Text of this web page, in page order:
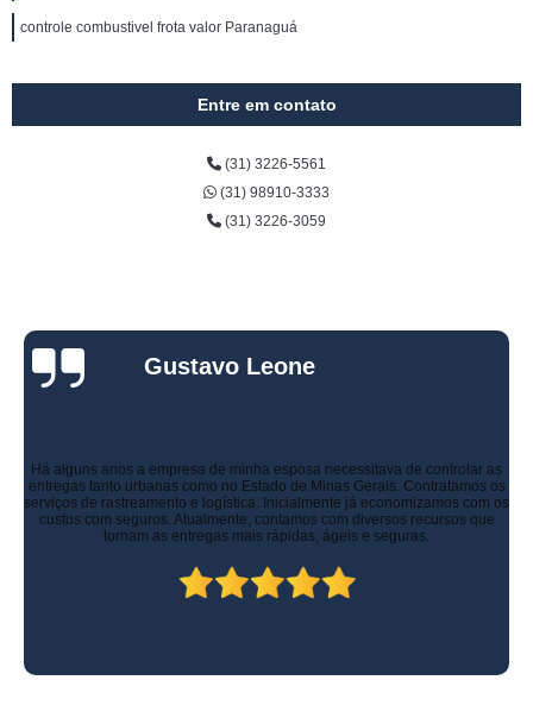
controle combustivel frota valor Paranaguá
Entre em contato
(31) 3226-5561
(31) 98910-3333
(31) 3226-3059
Gustavo Leone
Há alguns anos a empresa de minha esposa necessitava de controlar as
entregas tanto urbanas como no Estado de Minas Gerais. Contratamos os
serviços de rastreamento e logística. Inicialmente já economizamos com os
custos com seguros. Atualmente, contamos com diversos recursos que
tornam as entregas mais rápidas, ágeis e seguras.